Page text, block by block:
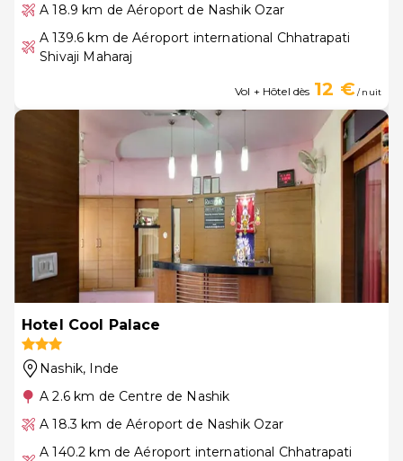
A 18.9 km de Aéroport de Nashik Ozar
A 139.6 km de Aéroport international Chhatrapati
Shivaji Maharaj
Vol + Hôtel dès 12 €/ nuit
Hotel Cool Palace
Nashik, Inde
A 2.6 km de Centre de Nashik
A 18.3 km de Aéroport de Nashik Ozar
A 140.2 km de Aéroport international Chhatrapati